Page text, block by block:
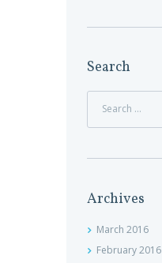
Search
Archives
March 2016
February2016